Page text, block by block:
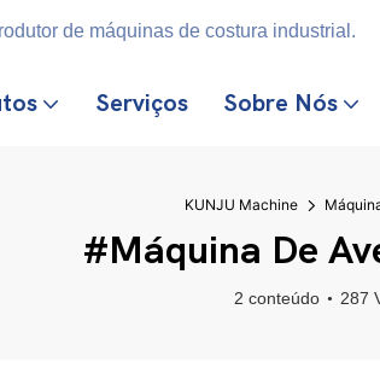
de máquinas de costura industrial.
Serviços Sobre Nós
KUNJU Machine
#Máquina De
2 conteúdo 287